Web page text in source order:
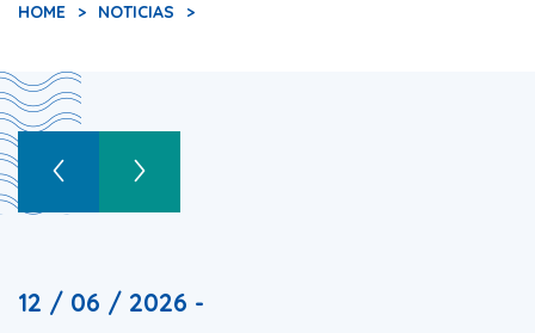
HOME > NOTICIAS >
12 / 06 / 2026 -